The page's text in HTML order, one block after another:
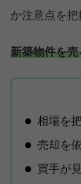
か注意点を把
新築物件を
相場を
売却を
買手が